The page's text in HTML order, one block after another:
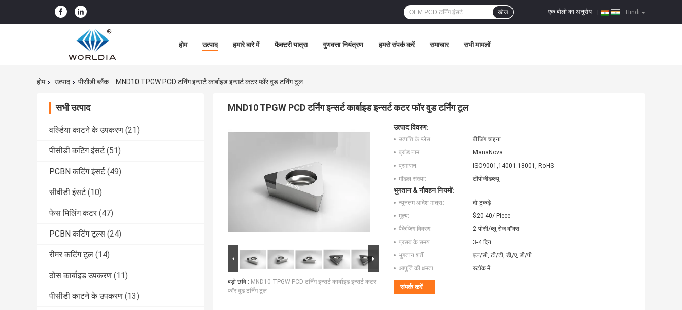
Hindi
एक बोली का अनुरोध
खोज
होम उत्पाद हमारे बारे में फैक्टरी यात्रा गुणवत्ता नियंत्रण हमसे संपर्क करें समाचार सभी मामलों
होम उत्पाद पीसीडी ब्लैंक MND10 TPGW PCD टर्निंग इन्सर्ट कार्बाइड इन्सर्ट कटर फॉर वुड टर्निंग टूल
सभी उत्पाद
वर्ल्डिया काटने के उपकरण (21)
पीसीडी कटिंग इंसर्ट (51)
PCBN कटिंग इंसर्ट (49)
सीवीडी इंसर्ट (10)
फेस मिलिंग कटर (47)
PCBN कटिंग टूल्स (24)
रीमर कटिंग टूल (14)
ठोस कार्बाइड उपकरण (11)
पीसीडी काटने के उपकरण (13)
MND10 TPGW PCD टर्निंग इन्सर्ट कार्बाइड इन्सर्ट कटर फॉर वुड टर्निंग टूल
बड़ी छवि : MND10 TPGW PCD टर्निंग इन्सर्ट कार्बाइड इन्सर्ट कटर
फॉर वुड टर्निंग टूल
उत्पाद विवरण:
उत्पत्ति के प्लेस:
बीजिंग चाइना
ब्रांड नाम:
ManaNova
प्रमाणन:
ISO9001,14001.18001, RoHS
मॉडल संख्या:
टीपीजीडब्ल्यू
भुगतान & नौवहन नियमों:
न्यूनतम आदेश मात्रा:
दो टुकड़े
मूल्य:
$20-40/ Piece
पैकेजिंग विवरण:
2 पीसी/ब्लू रोज बॉक्स
प्रसव के समय:
3-4 दिन
भुगतान शर्तें:
एल/सी, टी/टी, डी/ए, डी/पी
आपूर्ति की क्षमता:
स्टॉक में
संपर्क करें